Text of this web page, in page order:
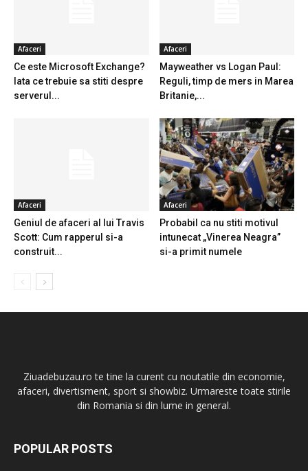
Afaceri
Ce este Microsoft Exchange?
Iata ce trebuie sa stiti despre
serverul...
Afaceri
Mayweather vs Logan Paul:
Reguli, timp de mers in Marea
Britanie,...
Afaceri
Geniul de afaceri al lui Travis
Scott: Cum rapperul si-a
construit...
Afaceri
Probabil ca nu stiti motivul
intunecat „Vinerea Neagra”
si-a primit numele
Ziuadebuzau.ro te tine la curent cu noutatile din economie,
afaceri, divertisment, sport si showbiz. Urmareste toate stirile
din Romania si din lume in general.
POPULAR POSTS